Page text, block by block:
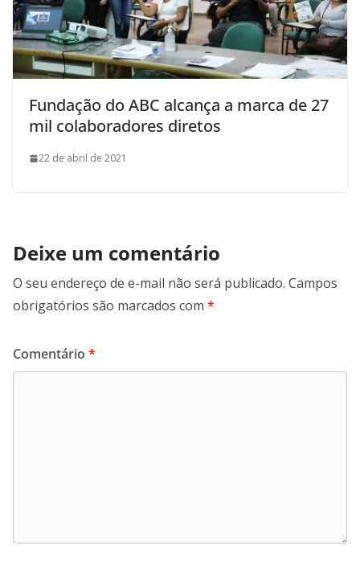
Fundação do ABC alcança a marca de 27
mil colaboradores diretos
22 de abril de 2021
Deixe um comentário
O seu endereço de e-mail não será publicado. Campos
obrigatórios são marcados com *
Comentário *